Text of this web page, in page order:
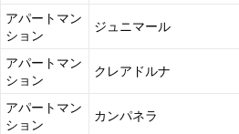
アパートマン
ション
ジュニマール
アパートマン
ション
クレアドルナ
アパートマン
ション
カンパネラ